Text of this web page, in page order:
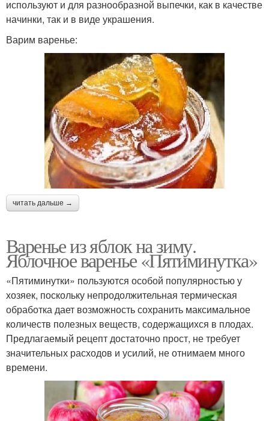
используют и для разнообразной выпечки, как в качестве
начинки, так и в виде украшения.
Варим варенье:
читать дальше →
Варенье из яблок на зиму.
Яблочное варенье «Пятиминутка»
«Пятиминутки» пользуются особой популярностью у
хозяек, поскольку непродолжительная термическая
обработка дает возможность сохранить максимальное
количеств полезных веществ, содержащихся в плодах.
Предлагаемый рецепт достаточно прост, не требует
значительных расходов и усилий, не отнимаем много
времени.